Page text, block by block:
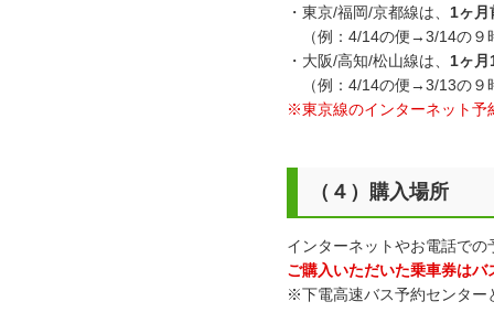
・東京/福岡/京都線は、 1ヶ月
（例：4/14の便→3/14の９
・大阪/高知/松山線は、 1ヶ月
（例：4/14の便→3/13の９
※東京線のインターネット予
（４）購入場所
インターネットやお電話での
ご購入いただいた乗車券は
※下電高速バス予約センター